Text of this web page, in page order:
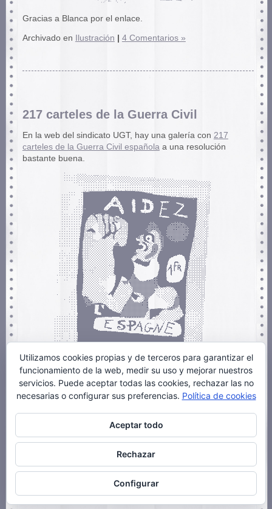
Gracias a Blanca por el enlace.
Archivado en Ilustración 4 Comentarios »
217 carteles de la Guerra Civil
En la web del sindicato UGT, hay una galería con 217
carteles de la Guerra Civil españolaa una resolución
bastante buena.
Utilizamos cookies propias y de terceros para garantizar el
funcionamiento de la web, medir su uso y mejorar nuestros
servicios. Puede aceptar todas las cookies, rechazar las no
necesarias o configurar sus preferencias. Política de cookies
Aceptar todo
Rechazar
Configurar